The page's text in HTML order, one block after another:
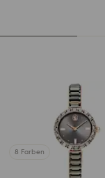
8 Farben